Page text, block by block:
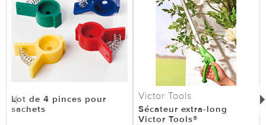
Lot de 4 pinces pour
sachets
Victor Tools
Sécateur extra-long
Victor Tools®